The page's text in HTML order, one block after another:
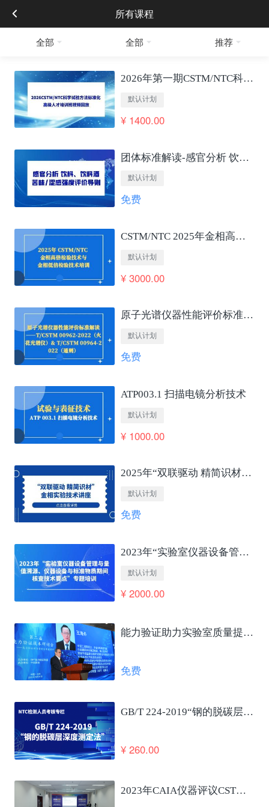
所有课程
全部 全部 推荐
2026年第一期CSTM/NTC科学试验方法标准化 高级人才培训班视频回放
默认计划
¥ 1400.00
团体标准解读-感官分析 饮料、饮料酒苦味/涩感强度评价导则
默认计划
免费
CSTM/NTC 2025年金相高低倍检验技术培训
默认计划
¥ 3000.00
原子光谱仪器性能评价标准解读——T/CSTM 00962-2022（火花光谱仪）&amp; T/CSTM 00964-2022（通则）
默认计划
免费
ATP003.1 扫描电镜分析技术
默认计划
¥ 1000.00
2025年“双联驱动 精简识材”金相实验技术讲座
默认计划
免费
2023年“实验室仪器设备管理与量值溯源、仪器设备与标准物质期间核查技术要点”专题培训
默认计划
¥ 2000.00
能力验证助力实验室质量提升及国家高质量发展 王海舟
免费
GB/T 224-2019“钢的脱碳层深度测定法”笔试考核
¥ 260.00
2023年CAIA仪器评议CSTM仪器使役性能合格评定发布会